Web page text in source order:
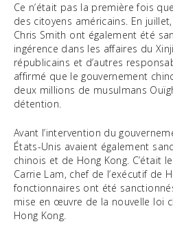
Ce n’était pas la première fois
des citoyens américains. En
Chris Smith ont également été
ingérence dans les affaires du
républicains et d’autres
affirmé que le gouvernement
deux millions de musulmans
détention.
Avant l’intervention du
États-Unis avaient également
chinois et de Hong Kong. C’était
Carrie Lam, chef de l’exécutif de
fonctionnaires ont été
mise en œuvre de la nouvelle loi
Hong Kong.